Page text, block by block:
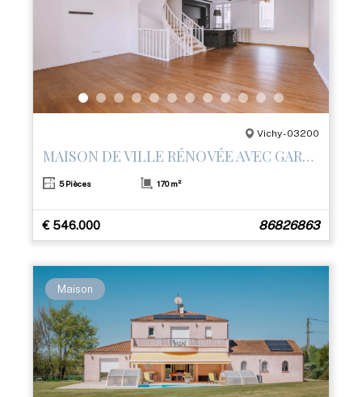
Vichy - 03200
MAISON DE VILLE RÉNOVÉE AVEC GARAGE ET 3 TERRASSES – CENTRE DE VICHY
5 Pièces 170 m²
€ 546.000 86826863
Maison